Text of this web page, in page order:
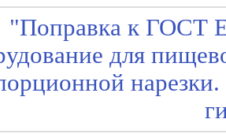
"Поправка к ГОСТ
для